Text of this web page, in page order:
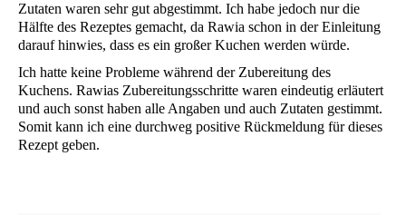
Zuta­ten waren sehr gut abge­stimmt. Ich habe jedoch nur die
Hälf­te des Rezep­tes gemacht, da Rawia schon in der Ein­lei­tung
dar­auf hin­wies, dass es ein gro­ßer Kuchen wer­den würde.
Ich hat­te kei­ne Pro­ble­me wäh­rend der Zube­rei­tung des
Kuchens. Rawi­as Zube­rei­tungs­schrit­te waren ein­deu­tig erläu­tert
und auch sonst haben alle Anga­ben und auch Zuta­ten gestimmt.
Somit kann ich eine durch­weg posi­ti­ve Rück­mel­dung für die­ses
Rezept geben.